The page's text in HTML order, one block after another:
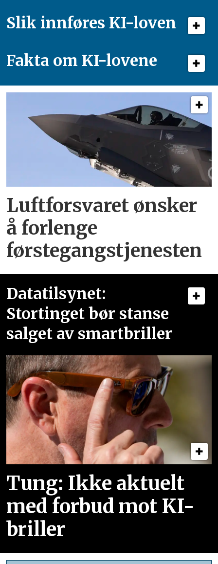
Slik innføres KI-loven
Fakta om KI-lovene
Luftforsvaret ønsker
å forlenge
førstegangstjenesten
Datatilsynet:
Stortinget bør stanse
salget av smartbriller
Tung: Ikke aktuelt
med forbud mot KI-
briller